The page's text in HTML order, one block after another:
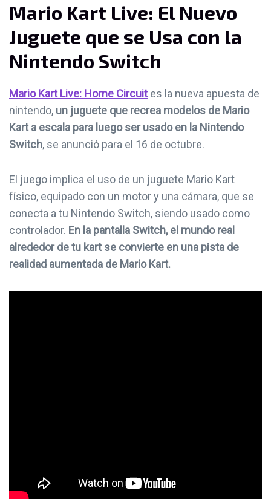
Mario Kart Live: El Nuevo
Juguete que se Usa con la
Nintendo Switch
Mario Kart Live: Home Circuites la nueva apuesta de
nintendo, un juguete que recrea modelos de Mario
Kart a escala para luego ser usado en la Nintendo
Switch, se anunció para el 16 de octubre.
El juego implica el uso de un juguete Mario Kart
físico, equipado con un motor y una cámara, que se
conecta a tu Nintendo Switch, siendo usado como
controlador. En la pantalla Switch, el mundo real
alrededor de tu kart se convierte en una pista de
realidad aumentada de Mario Kart.